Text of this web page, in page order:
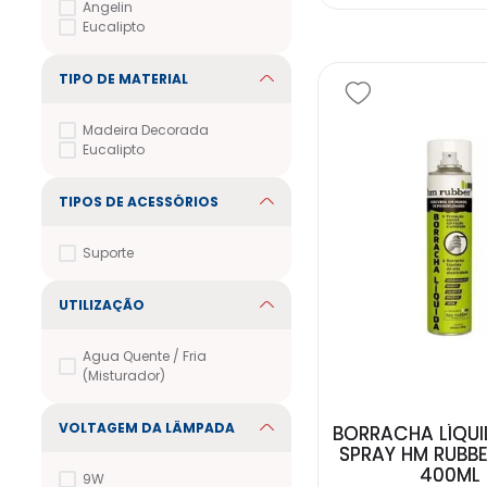
Angelin
Eucalipto
TIPO DE MATERIAL
Madeira Decorada
Eucalipto
TIPOS DE ACESSÓRIOS
Suporte
UTILIZAÇÃO
Agua Quente / Fria
(Misturador)
VOLTAGEM DA LÂMPADA
9W
BORRACHA
SPRAY HM
400ML